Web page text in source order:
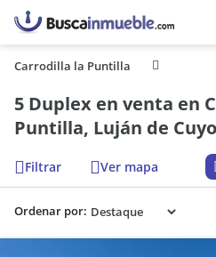
Carrodilla la Puntilla
5 Duplex en venta en
Puntilla, Luján de Cuyo
Filtrar Ver mapa
Ordenar por: